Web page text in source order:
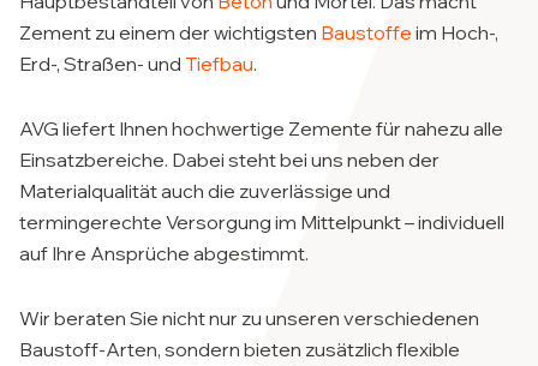
Zement zu einem der wichtigsten Baustoffe im Hoch-,
Erd-, Straßen- und Tiefbau.
AVG liefert Ihnen hochwertige Zemente für nahezu alle
Einsatzbereiche. Dabei steht bei uns neben der
Materialqualität auch die zuverlässige und
termingerechte Versorgung im Mittelpunkt – individuell
auf Ihre Ansprüche abgestimmt.
Wir beraten Sie nicht nur zu unseren verschiedenen
Baustoff-Arten, sondern bieten zusätzlich flexible